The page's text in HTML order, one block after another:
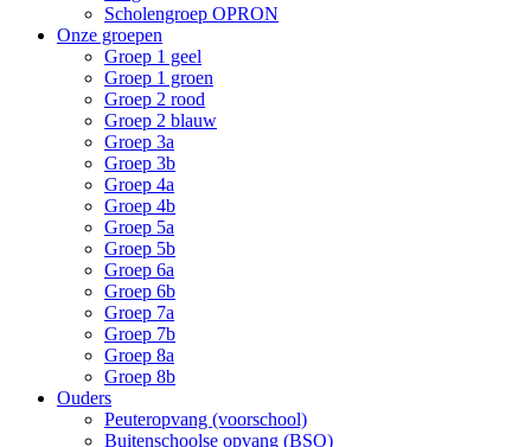
Scholengroep OPRON
Onze groepen
Groep 1 geel
Groep 1 groen
Groep 2 rood
Groep 2 blauw
Groep 3a
Groep 3b
Groep 4a
Groep 4b
Groep 5a
Groep 5b
Groep 6a
Groep 6b
Groep 7a
Groep 7b
Groep 8a
Groep 8b
Ouders
Peuteropvang (voorschool)
Buitenschoolse opvang (BSO)